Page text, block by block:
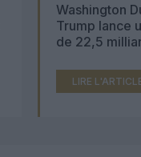
Washington
Trump lance
de 22,5
LIRE